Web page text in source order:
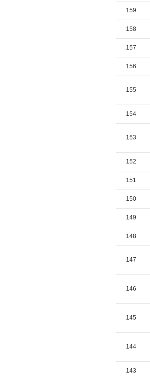
159
158
157
156
155
154
153
152
151
150
149
148
147
146
145
144
143